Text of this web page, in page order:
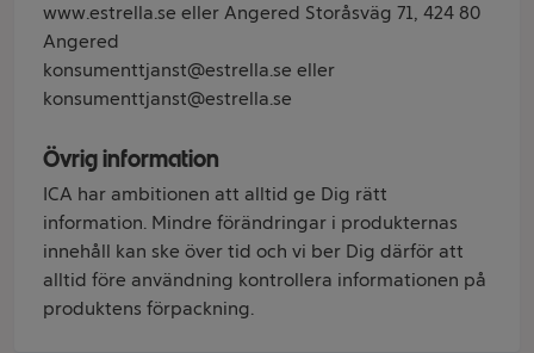
www.estrella.se eller Angered Storåsväg 71, 424 80
Angered
konsumenttjanst@estrella.se eller
konsumenttjanst@estrella.se
Övrig information
ICA har ambitionen att alltid ge Dig rätt
information. Mindre förändringar i produkternas
innehåll kan ske över tid och vi ber Dig därför att
alltid före användning kontrollera informationen på
produktens förpackning.